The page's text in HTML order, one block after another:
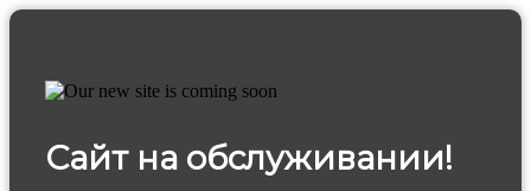
Сайт на обслуживании!